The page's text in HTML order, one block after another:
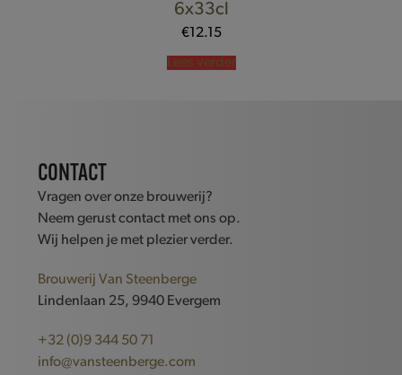
6x33cl
€12.15
Lees verder
CONTACT
Vragen over onze brouwerij?
Neem gerust contact met ons op.
Wij helpen je met plezier verder.
Brouwerij Van Steenberge
Lindenlaan 25, 9940 Evergem
+32 (0)9 344 50 71
info@vansteenberge.com